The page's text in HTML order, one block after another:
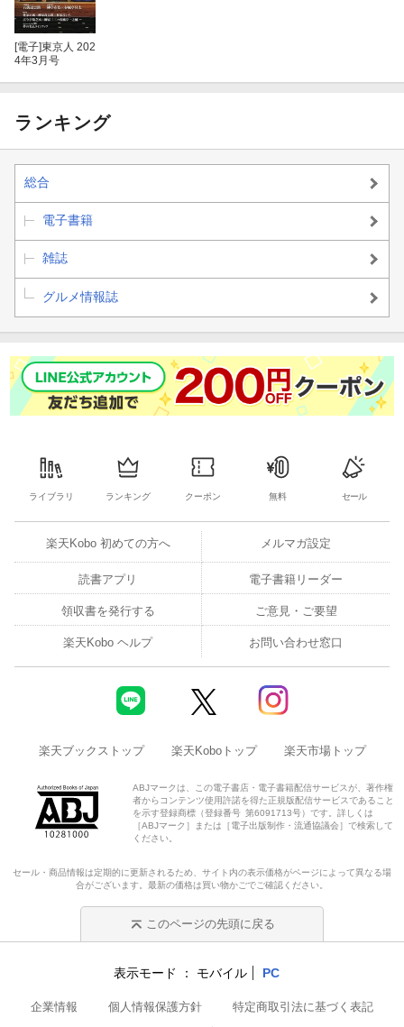
［座談会］沖澤のどか（京都市交響楽団常任指揮者）×加藤昌則
（作曲家、ピアニスト）×林田直樹（音楽評論家、司会） クラシ
ックと「地元愛」
藤井隆太（龍角散代表取締役社長、フルート奏者） 経営も音楽
もオリジナリティを
広上淳一（指揮者） 音楽はまちに何ができるか マエストロは
髯に「あかし」を立てる
向井 航（作曲家） アクティビズムとまちと音楽 アートな主張
で、社会に訴える！
ラ・フォル・ジュルネTOKYOと三菱地所のまちづくり
まちの音楽祭 ［調布］調布国際音楽祭 ［荻窪］荻窪音楽祭 ［赤
yo Music Evening Yube（ユーベ） ［立川］立川いったい音楽ま
つり
［座談会］宮崎京子（ソブラノ歌手、立川市民オペラ制作プロデ
ューサー）×石田麻子（昭和音楽大学教授）×岡崎未侑（立川市地
域文化振興財団） 立川市民オペラ30年の秘密 市民オペラの歌
声が、われらのまちにこだまする
［東京文化会館］ 音楽監督（野平一郎）
［東京芸術劇場］
［新国立劇場 オペラパレス］ 朝岡聡（フリーアナウンサー、コ
［サントリーホール］ ジュゼッペ・サッバティーニ（サントリ
ーホール オペラ・アカデミー エグゼクティブ・ファカルティ）
［ミューザ川崎シンフォニーホール］ 原田慶太楼（指揮者）
[電子]東京人 202
4年3月号
ランキング
総合
電子書籍
雑誌
グルメ情報誌
ライブラリ ランキング クーポン 無料 セール
楽天Kobo 初めての方へ メルマガ設定
読書アプリ 電子書籍リーダー
領収書を発行する ご意見・ご要望
楽天Kobo ヘルプ お問い合わせ窓口
楽天ブックストップ 楽天Koboトップ 楽天市場トップ
ABJマークは、この電子書店・電子書籍配信サービスが、著作権
者からコンテンツ使用許諾を得た正規版配信サービスであること
を示す登録商標（登録番号 第6091713号）です。詳しくは
［ABJマーク］または［電子出版制作・流通協議会］で検索して
ください。
セール・商品情報は定期的に更新されるため、サイト内の表示価格がページによって異なる場
合がございます。最新の価格は買い物かごでご確認ください。
このページの先頭に戻る
表示モード モバイル PC
企業情報 個人情報保護方針
特定商取引法に基づく表記